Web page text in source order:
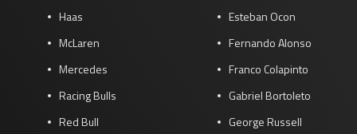
Haas
McLaren
Mercedes
Racing Bulls
Red Bull
Esteban Ocon
Fernando Alonso
Franco Colapinto
Gabriel Bortoleto
George Russell